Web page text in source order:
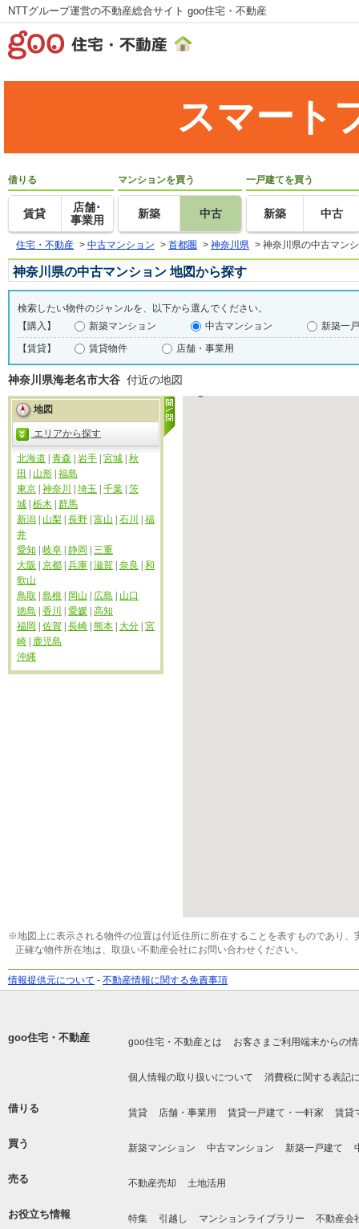
NTTグループ運営の不動産総合サイト goo住宅・不動産
スマート
借りる
賃貸
店舗･
事業用
マンションを買う
新築 中古
一戸建てを買う
新築 中古
住宅・不動産 > 中古マンション > 首都圏 > 神奈川県 > 神奈川県の中古マン
神奈川県の中古マンション 地図から探す
検索したい物件のジャンルを、以下から選んでください。
【購入】
新築マンション 中古マンション
新築一
【賃貸】
賃貸物件 店舗・事業用
神奈川県海老名市大谷 付近の地図
地図
エリアから探す
北海道 青森 岩手 宮城 秋
田
山形 福島
東京 神奈川 埼玉 千葉 茨
城 栃木 群馬
新潟
山梨 長野 富山 石川
福
井
愛知
岐阜 静岡
三重
大阪
京都 兵庫 滋賀 奈良
和
歌山
鳥取
島根 岡山 広島
山口
徳島
香川 愛媛 高知
福岡
佐賀 長崎 熊本 大分 宮
崎
鹿児島
沖縄
※地図上に表示される物件の位置は付近住所に所在することを表すものであり
正確な物件所在地は、取扱い不動産会社にお問い合わせください。
情報提供元について - 不動産情報に関する免責事項
goo住宅・不動産 goo住宅・不動産とは お客さまご利用端末からの
個人情報の取り扱いについて 消費税に関する表記
借りる 賃貸 店舗・事業用 賃貸一戸建て・一軒家 賃貸
買う 新築マンション 中古マンション 新築一戸建て
売る 不動産売却 土地活用
お役立ち情報 特集 引越し マンションライブラリー 不動産会